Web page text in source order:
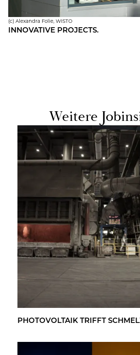
(c) Alex­an­dra Folie, WISTO
IN­NO­VA­TI­VE PRO­JECTS.
Wei­te­re
PHO­TO­VOL­TA­IK TRIFFT